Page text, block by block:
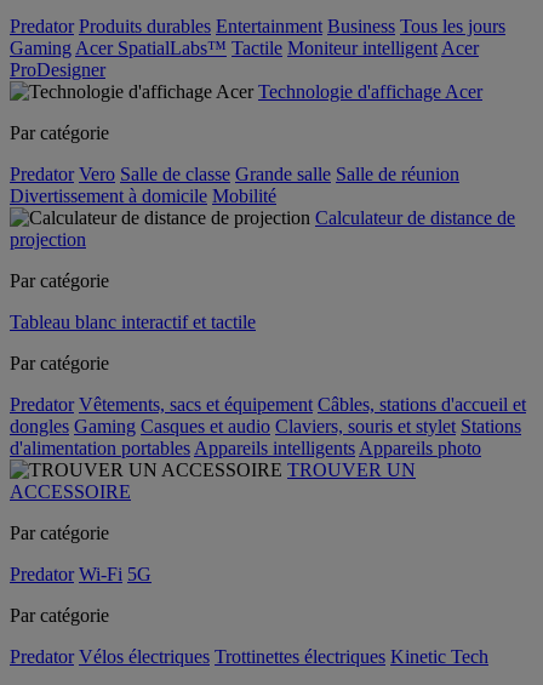
Predator Produits durables Entertainment Business Tous les jours
Gaming Acer SpatialLabs™ Tactile Moniteur intelligent Acer
ProDesigner
Technologie d'affichage Acer
Par catégorie
Predator Vero Salle de classe Grande salle Salle de réunion
Divertissement à domicile Mobilité
Calculateur de distance de
projection
Par catégorie
Tableau blanc interactif et tactile
Par catégorie
Predator Vêtements, sacs et équipement Câbles, stations d'accueil et
dongles Gaming Casques et audio Claviers, souris et stylet Stations
d'alimentation portables Appareils intelligents Appareils photo
TROUVER UN
ACCESSOIRE
Par catégorie
Predator Wi-Fi 5G
Par catégorie
Predator Vélos électriques Trottinettes électriques Kinetic Tech